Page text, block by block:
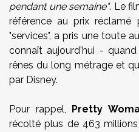
pendant une semaine". Le
référence au prix
"services", a pris une toute
connaît aujourd'hui -
rênes du long métrage et
par Disney.
Pour rappel, Pretty
récolté plus de 463